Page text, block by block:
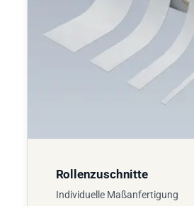
Rollenzuschnitte
Individuelle Maßanfertigung